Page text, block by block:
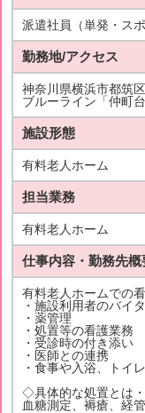
派遣社員（単発・スポ
勤務地/アクセス
神奈川県横浜市都筑区
ブルーライン「仲町
施設形態
有料老人ホーム
担当業務
有料老人ホーム
仕事内容・勤務先概
有料老人ホームでの
・施設利用者のバイ
・薬管理
・処置等の看護業務
・受診時の付き添い
・医師との連携
・食事や入浴、トイ
◇具体的な処置とは
血糖測定、褥瘡、経